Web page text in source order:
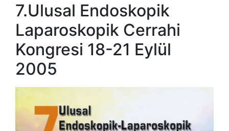
7.Ulusal Endoskopik
Laparoskopik Cerrahi
Kongresi 18-21 Eylül
2005